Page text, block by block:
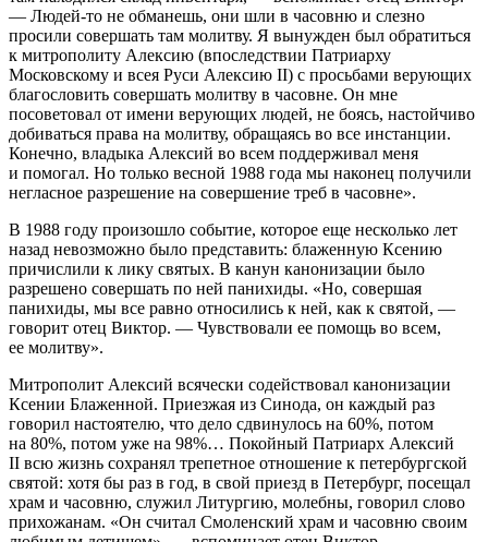
— Людей-то не обманешь, они шли в часовню и слезно
просили совершать там молитву. Я вынужден был обратиться
к митрополиту Алексию (впоследствии Патриарху
Московскому и всея Руси Алексию II) с просьбами верующих
благословить совершать молитву в часовне. Он мне
посоветовал от имени верующих людей, не боясь, настойчиво
добиваться права на молитву, обращаясь во все инстанции.
Конечно, владыка Алексий во всем поддерживал меня
и помогал. Но только весной 1988 года мы наконец получили
негласное разрешение на совершение треб в часовне».
В 1988 году произошло событие, которое еще несколько лет
назад невозможно было представить: блаженную Ксению
причислили к лику святых. В канун канонизации было
разрешено совершать по ней панихиды. «Но, совершая
панихиды, мы все равно относились к ней, как к святой, —
говорит отец Виктор. — Чувствовали ее помощь во всем,
ее молитву».
Митрополит Алексий всячески содействовал канонизации
Ксении Блаженной. Приезжая из Синода, он каждый раз
говорил настоятелю, что дело сдвинулось на 60%, потом
на 80%, потом уже на 98%… Покойный Патриарх Алексий
II всю жизнь сохранял трепетное отношение к петербургской
святой: хотя бы раз в год, в свой приезд в Петербург, посещал
храм и часовню, служил Литургию, молебны, говорил слово
прихожанам. «Он считал Смоленский храм и часовню своим